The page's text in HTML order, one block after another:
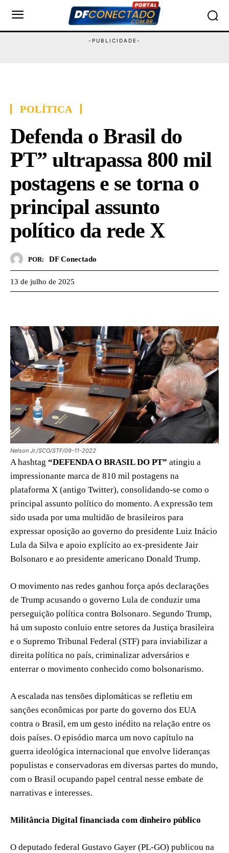
POLÍTICA
Defenda o Brasil do
PT” ultrapassa 800 mil
postagens e se torna o
principal assunto
político da rede X
POR: DF Conectado
13 de julho de 2025
Nelson Jr./SCO/STF/09-11-2022
A hashtag “DEFENDA O BRASIL DO PT” atingiu a
impressionante marca de 810 mil postagens na
plataforma X (antigo Twitter), consolidando-se como o
principal assunto político do momento. A expressão tem
sido usada por uma multidão de brasileiros para
expressar oposição ao governo do presidente Luiz Inácio
Lula da Silva e apoio explícito ao ex-presidente Jair
Bolsonaro e ao presidente americano Donald Trump.
O movimento nas redes ganhou força após declarações
de Trump acusando o governo Lula de conduzir uma
perseguição política contra Bolsonaro. Segundo Trump,
há um suposto conluio entre setores da Justiça brasileira
e o Supremo Tribunal Federal (STF) para inviabilizar a
direita política no país, criminalizar adversários e
enterrar o movimento conhecido como bolsonarismo.
A escalada nas tensões diplomáticas se refletiu em
sanções econômicas por parte do governo dos EUA
contra o Brasil, em um gesto inédito na relação entre os
dois países. O episódio marca um novo capítulo na
guerra ideológica internacional que envolve lideranças
populistas e conservadoras em diversas partes do mundo,
com o Brasil ocupando papel central nesse embate de
narrativas e interesses.
Militância Digital financiada com dinheiro público
O deputado federal Gustavo Gayer (PL-GO) publicou na